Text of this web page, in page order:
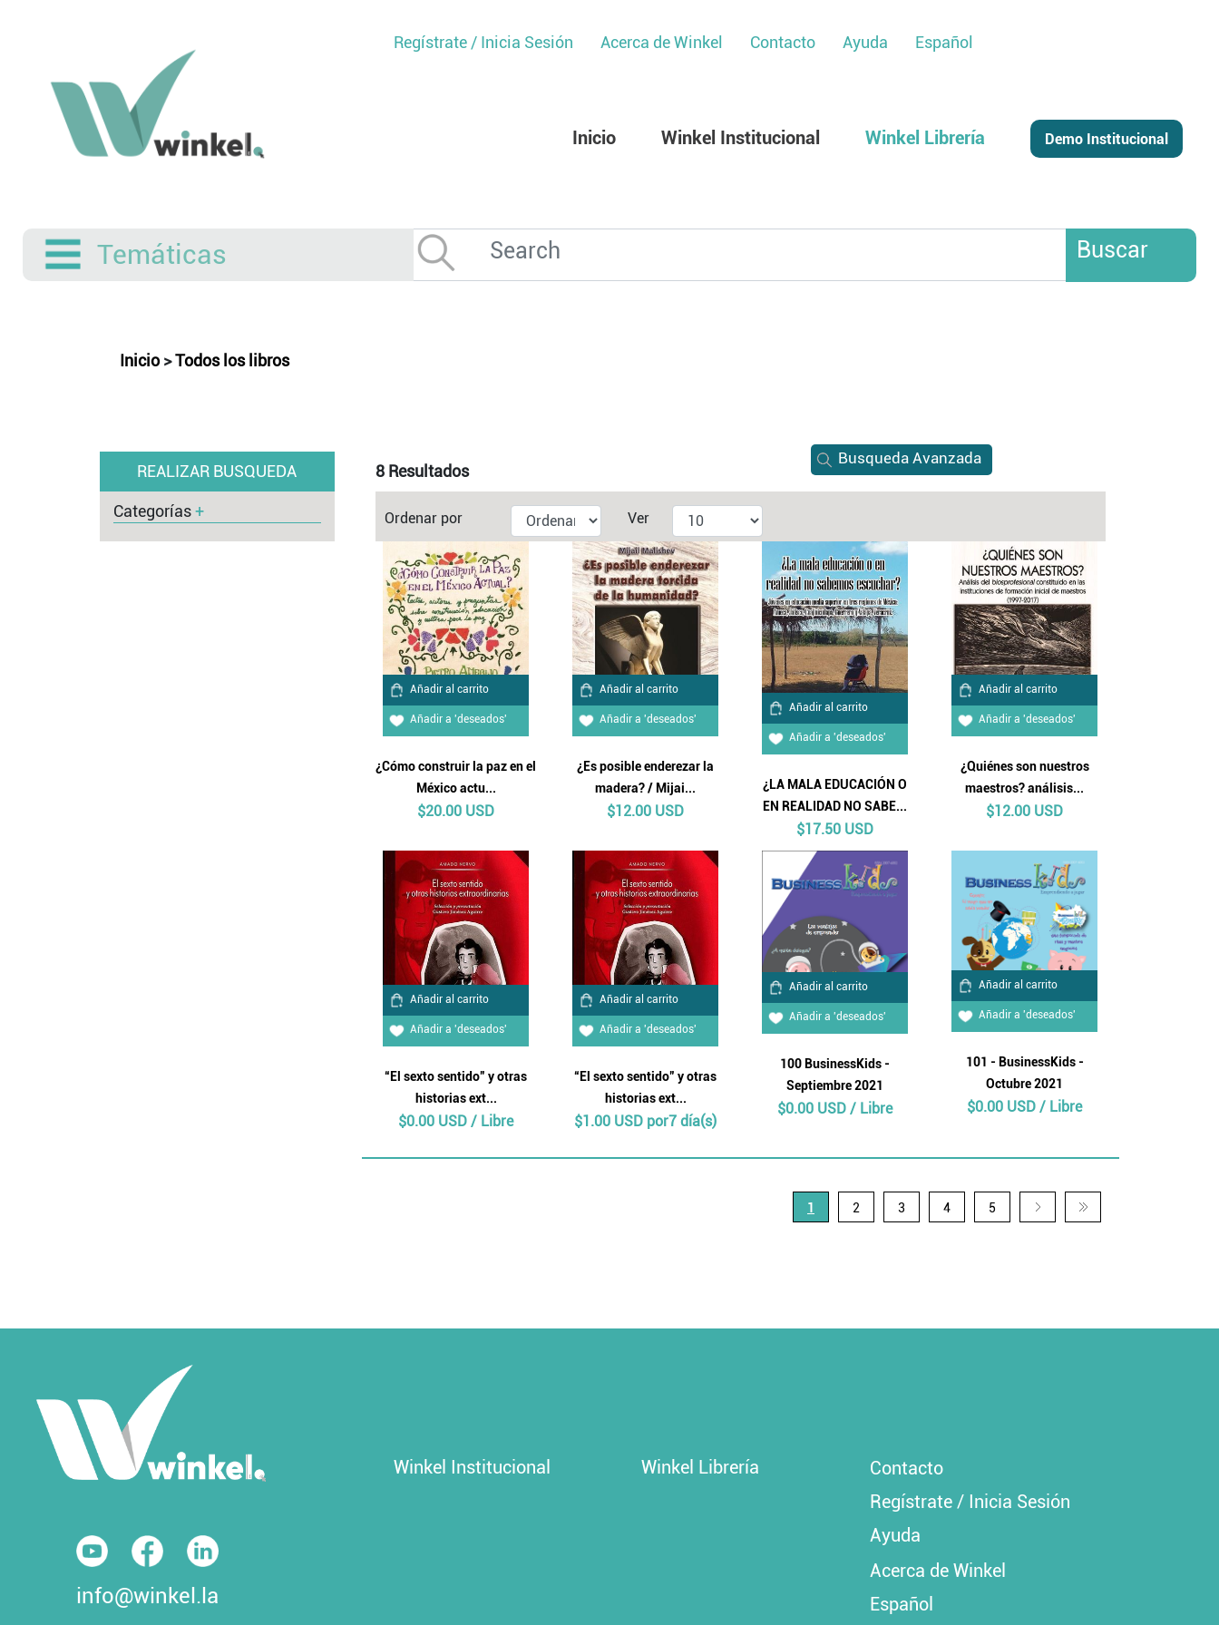
Regístrate / Inicia Sesión Acerca de Winkel Contacto Ayuda Español
Inicio Winkel Institucional Winkel Librería
Temáticas Buscar
Inicio >Todos los libros
REALIZAR BUSQUEDA
Categorías+
8 Resultados
Ordenar por Ver
Busqueda Avanzada
Añadir al carrito
Añadir a 'deseados'
¿Cómo construir la paz en el
México actu...
$20.00 USD
Añadir al carrito
Añadir a 'deseados'
¿Es posible enderezar la
madera? / Mijai...
$12.00 USD
Añadir al carrito
Añadir a 'deseados'
¿LA MALA EDUCACIÓN O
EN REALIDAD NO SABE...
$17.50 USD
Añadir al carrito
Añadir a 'deseados'
¿Quiénes son nuestros
maestros? análisis...
$12.00 USD
Añadir al carrito
Añadir a 'deseados'
“El sexto sentido” y otras
historias ext...
$0.00 USD / Libre
Añadir al carrito
Añadir a 'deseados'
“El sexto sentido” y otras
historias ext...
$1.00 USD por7 día(s)
Añadir al carrito
Añadir a 'deseados'
100 BusinessKids -
Septiembre 2021
$0.00 USD / Libre
Añadir al carrito
Añadir a 'deseados'
101 - BusinessKids -
Octubre 2021
$0.00 USD / Libre
1 2 3 4 5
info@winkel.la
Winkel Institucional Winkel Librería
Contacto
Regístrate / Inicia Sesión
Ayuda
Acerca de Winkel
Español